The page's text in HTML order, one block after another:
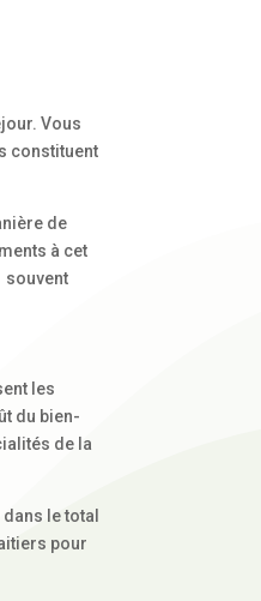
Vous
constituent
de
à cet
souvent
les
du bien-
de la
le total
pour